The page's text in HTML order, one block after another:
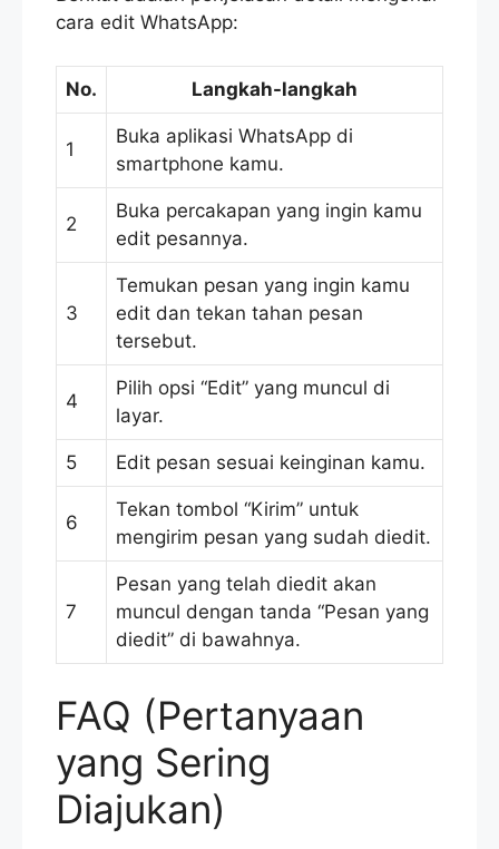
cara edit WhatsApp:
No. Langkah-langkah
1
Buka aplikasi WhatsApp di
smartphone kamu.
2
Buka percakapan yang ingin kamu
edit pesannya.
3
Temukan pesan yang ingin kamu
edit dan tekan tahan pesan
tersebut.
4
Pilih opsi “Edit” yang muncul di
layar.
5 Edit pesan sesuai keinginan kamu.
6
Tekan tombol “Kirim” untuk
mengirim pesan yang sudah diedit.
7
Pesan yang telah diedit akan
muncul dengan tanda “Pesan yang
diedit” di bawahnya.
FAQ (Pertanyaan
yang Sering
Diajukan)